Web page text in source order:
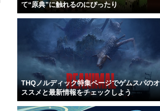
て“原典”に触れるのにぴったり
THQノルディック特集ページでゲムスパのオ
ススメと最新情報をチェックしよう